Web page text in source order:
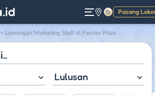
Pasang
Gelap
> Lowongan Marketing Staff di Panties Pizza
Lulusan